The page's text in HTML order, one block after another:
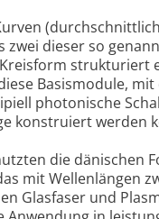
zwei dieser so
strukturiert
Basismodule,
photonische
konstruiert werden
die dänischen
mit Wellenlängen
Glasfaser und